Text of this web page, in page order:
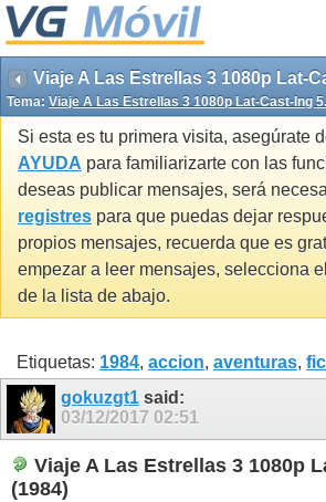
Viaje A Las Estrellas 3 1080p Lat-
Tema: Viaje A Las Estrellas 3 1080p Lat-Cast-Ing
Si esta es tu primera visita, asegúrate
AYUDA para familiarizarte con las
deseas publicar mensajes, será
registres para que puedas dejar
propios mensajes, recuerda que es
empezar a leer mensajes, selecciona
de la lista de abajo.
Etiquetas: 1984, accion, aventuras,
gokuzgt1 said:
03/12/2017 02:51
Viaje A Las Estrellas 3 1080p
(1984)